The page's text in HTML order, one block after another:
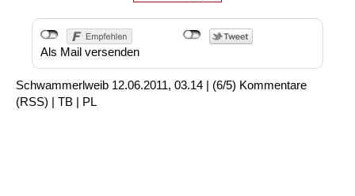
Als Mail versenden
Schwammerlweib 12.06.2011, 03.14 | (6/5) Kommentare
(RSS) | TB | PL